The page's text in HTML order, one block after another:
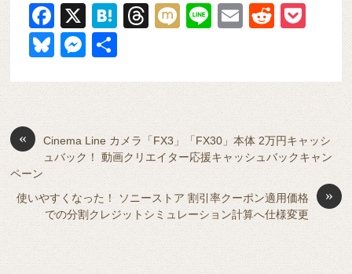
F
a
c
e
o
o
k
X
H
n
T
a
s
M Li
E
R
di et
Bl
y
M
n
g
er
«
Cinema Line カメラ「FX3」「FX30」本体 2万円キャッシ
ュバック！ 動画クリエイター応援キャッシュバックキャン
ペーン
»
使いやすくなった！ ソニーストア 割引率クーポン適用価格
での分割クレジットシミュレーション計算へ仕様変更